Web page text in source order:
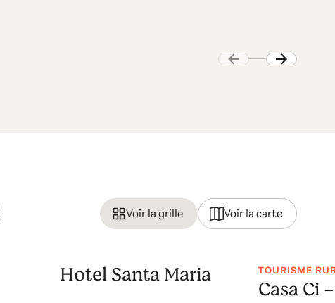
Voir la grille Voir la carte
Hotel Santa Maria TOURISME
Casa Ci